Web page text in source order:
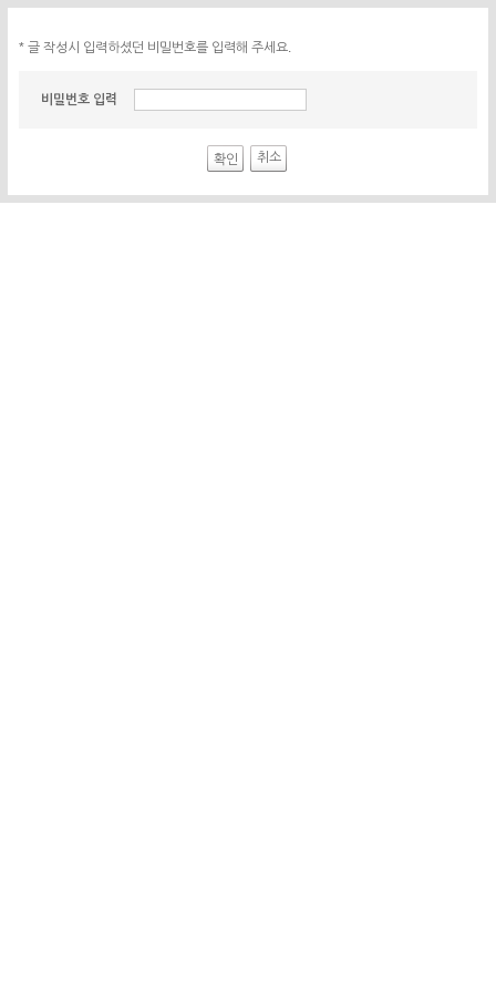
* 글 작성시 입력하셨던 비밀번호를 입력해 주세요.
비밀번호 입력
확인 취소